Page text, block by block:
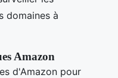
domaines à
Amazon
d'Amazon pour